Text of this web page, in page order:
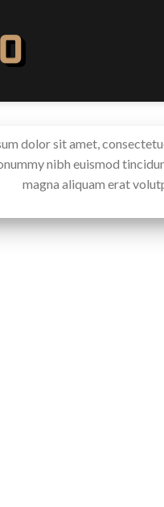
dolor sit amet,
nibh euismod
magna aliquam erat